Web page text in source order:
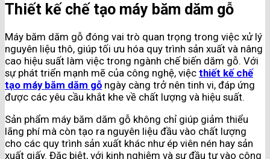
Thiết kế chế tạo máy băm dăm gỗ
Máy băm dăm gỗ đóng vai trò quan trọng trong việc xử lý
nguyên liệu thô, giúp tối ưu hóa quy trình sản xuất và nâng
cao hiệu suất làm việc trong ngành chế biến dăm gỗ. Với
sự phát triển mạnh mẽ của công nghệ, việc thiết kế chế
tạo máy băm dăm gỗ ngày càng trở nên tinh vi, đáp ứng
được các yêu cầu khắt khe về chất lượng và hiệu suất.
Sản phẩm máy băm dăm gỗ không chỉ giúp giảm thiểu
lãng phí mà còn tạo ra nguyên liệu đầu vào chất lượng
cho các quy trình sản xuất khác như ép viên nén hay sản
xuất giấy. Đặc biệt, với kinh nghiệm và sự đầu tư vào công